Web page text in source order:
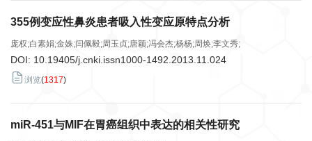
355例变应性鼻炎患者吸入性变应原特点分析
庞权;白素娟;金姝;闫佩毅;周玉贞;唐颖;冯会杰;杨杨;周焕;李文秀;
DOI: 10.19405/j.cnki.issn1000-1492.2013.11.024
浏览(1317)
miR-451与MIF在胃癌组织中表达的相关性研究